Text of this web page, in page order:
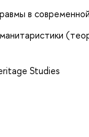
в
Studies